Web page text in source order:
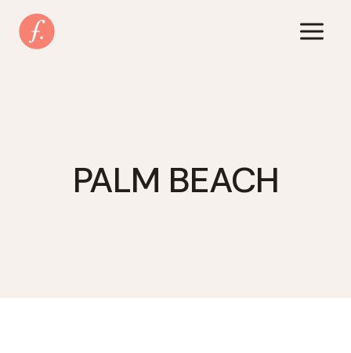
Inhalt
springen
PALM BEACH